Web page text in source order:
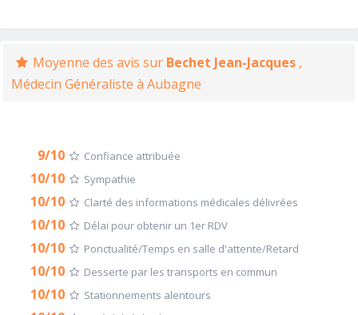
Moyenne des avis sur Bechet Jean-Jacques ,
Médecin Généraliste à Aubagne
9/10 Confiance attribuée
10/10 Sympathie
10/10 Clarté des informations médicales délivrées
10/10 Délai pour obtenir un 1er RDV
10/10 Ponctualité/Temps en salle d'attente/Retard
10/10 Desserte par les transports en commun
10/10 Stationnements alentours